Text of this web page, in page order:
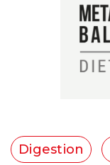
Digestion